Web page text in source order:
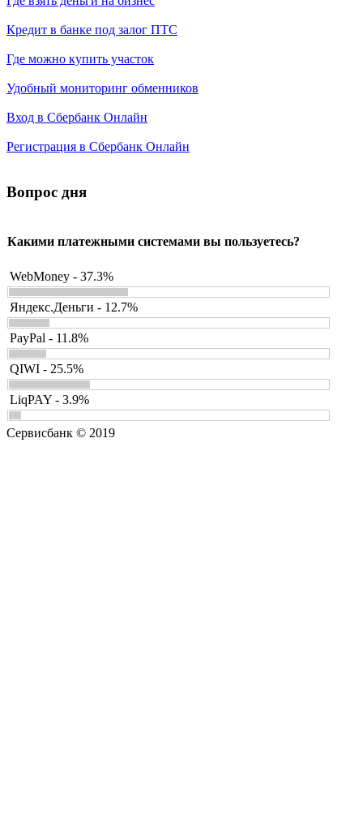
Кредит в банке под залог ПТС
Где можно купить участок
Удобный мониторинг обменников
Вход в Сбербанк Онлайн
Регистрация в Сбербанк Онлайн
Вопрос дня
Какими платежными системами вы пользуетесь?
WebMoney - 37.3%
Яндекс.Деньги - 12.7%
PayPal - 11.8%
QIWI - 25.5%
LiqPAY - 3.9%
Сервисбанк © 2019